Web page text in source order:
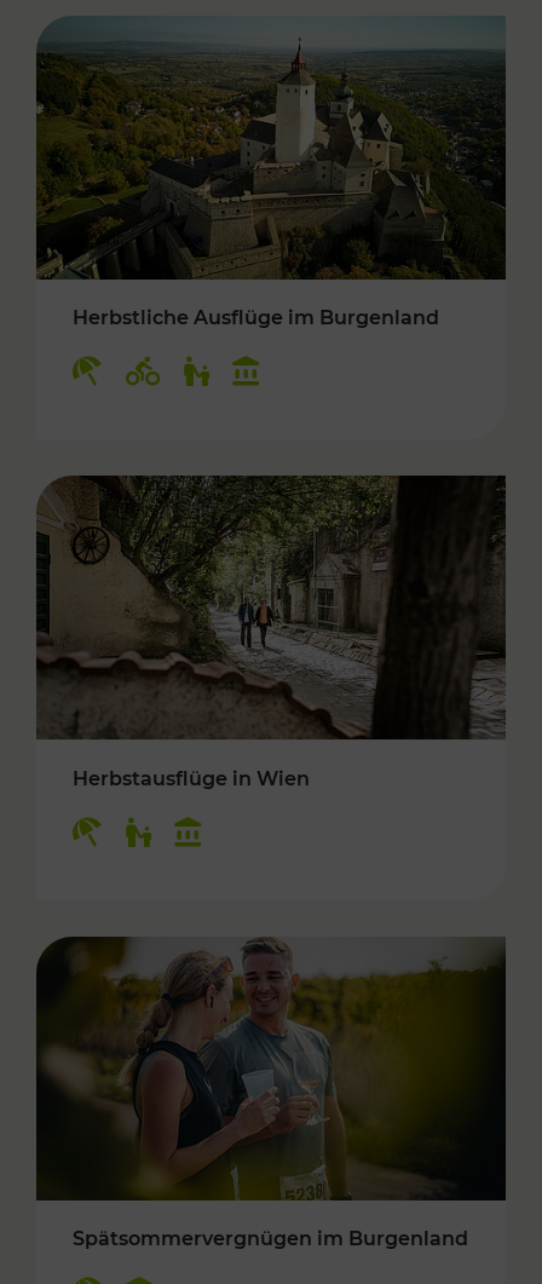
Herbstliche Ausflüge im Burgenland
Herbstausflüge in Wien
Spätsommervergnügen im Burgenland